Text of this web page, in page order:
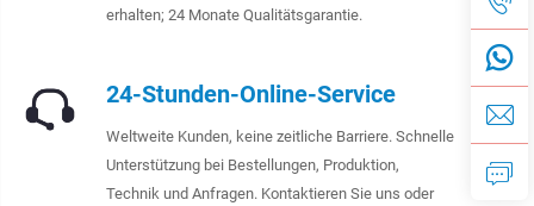
erhalten; 24 Monate Qualitätsgarantie.
24-Stunden-Online-Service
Weltweite Kunden, keine zeitliche Barriere. Schnelle
Unterstützung bei Bestellungen, Produktion,
Technik und Anfragen. Kontaktieren Sie uns oder